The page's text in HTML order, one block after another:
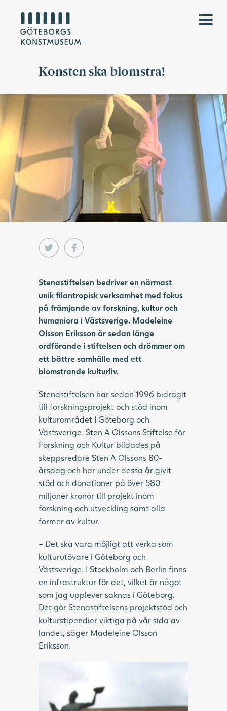
Konsten ska blomstra!
Stenastiftelsen bedriver en närmast
unik filantropisk verksamhet med fokus
på främjande av forskning, kultur och
humaniora i Västsverige. Madeleine
Olsson Eriksson är sedan länge
ordförande i stiftelsen och drömmer om
ett bättre samhälle med ett
blomstrande kulturliv.
Stenastiftelsen har sedan 1996 bidragit
till forskningsprojekt och stöd inom
kulturområdet I Göteborg och
Västsverige. Sten A Olssons Stiftelse för
Forskning och Kultur bildades på
skeppsredare Sten A Olssons 80-
årsdag och har under dessa år givit
stöd och donationer på över 580
miljoner kronor till projekt inom
forskning och utveckling samt alla
former av kultur.
– Det ska vara möjligt att verka som
kulturutövare i Göteborg och
Västsverige. I Stockholm och Berlin finns
en infrastruktur för det, vilket är något
som jag upplever saknas i Göteborg.
Det gör Stenastiftelsens projektstöd och
kulturstipendier viktiga på vår sida av
landet, säger Madeleine Olsson
Eriksson.